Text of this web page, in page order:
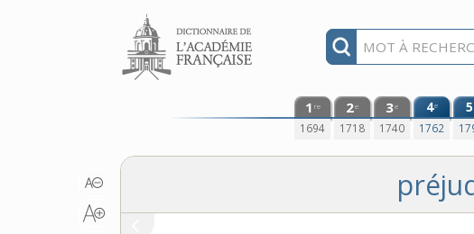
Aller au contenu
1 re
1694
2e
1718
3e
1740
4e
1762
5